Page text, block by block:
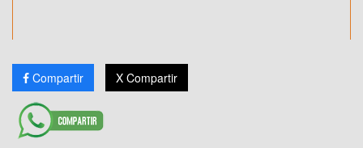
Compartir X Compartir